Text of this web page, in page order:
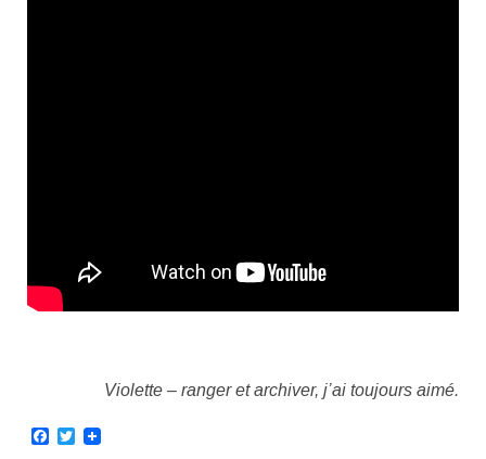
Violette – ranger et archiver, j’ai toujours aimé.
Facebook
Twitter